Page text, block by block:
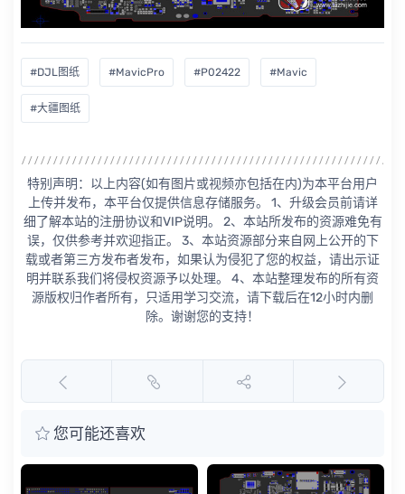
#DJL图纸 #MavicPro #P02422 #Mavic
#大疆图纸
特别声明：以上内容(如有图片或视频亦包括在内)为本平台用户
上传并发布，本平台仅提供信息存储服务。 1、升级会员前请详
细了解本站的注册协议和VIP说明。 2、本站所发布的资源难免有
误，仅供参考并欢迎指正。 3、本站资源部分来自网上公开的下
载或者第三方发布者发布，如果认为侵犯了您的权益，请出示证
明并联系我们将侵权资源予以处理。 4、本站整理发布的所有资
源版权归作者所有，只适用学习交流，请下载后在12小时内删
除。谢谢您的支持！
您可能还喜欢